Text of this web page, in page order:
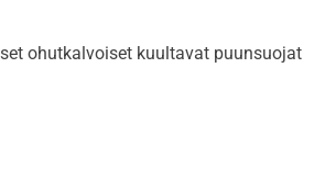
ohutkalvoiset kuultavat puunsuojat